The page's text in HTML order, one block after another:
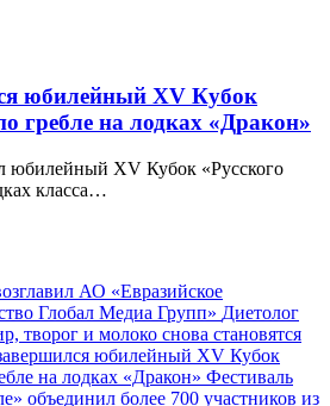
юбилейный XV Кубок
гребле на лодках «Дракон»
юбилейный XV Кубок «Русского
класса…
АО «Евразийское
Глобал Медиа Групп» Диетолог
творог и молоко снова становятся
юбилейный XV Кубок
на лодках «Дракон» Фестиваль
объединил более 700 участников из